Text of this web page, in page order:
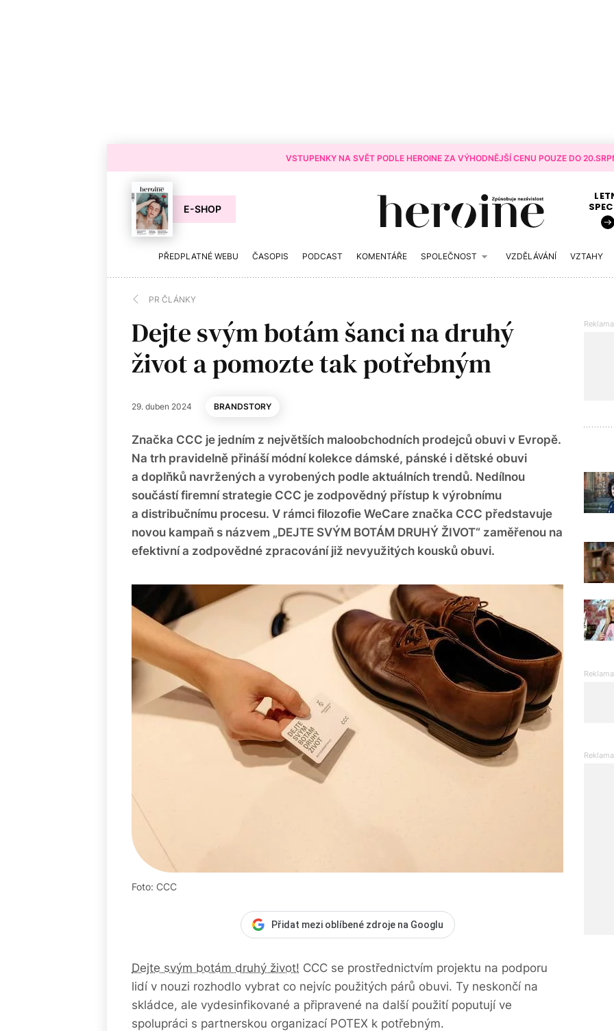
VSTUPENKY NA SVĚT PODLE HEROINE ZA VÝHODNĚJŠÍ CENU POUZE DO
E-SHOP
PŘEDPLATNÉ WEBU ČASOPIS PODCAST KOMENTÁŘE SPOLEČNOST VZDĚLÁVÁNÍ VZTAHY
PR ČLÁNKY
Dejte svým botám šanci na druhý
život a pomozte tak potřebným
29. duben 2024 BRANDSTORY
Značka CCC je jedním z největších maloobchodních prodejců obuvi v Evropě.
Na trh pravidelně přináší módní kolekce dámské, pánské i dětské obuvi
a doplňků navržených a vyrobených podle aktuálních trendů. Nedílnou
součástí firemní strategie CCC je zodpovědný přístup k výrobnímu
a distribučnímu procesu. V rámci filozofie WeCare značka CCC představuje
novou kampaň s názvem „DEJTE SVÝM BOTÁM DRUHÝ ŽIVOT“ zaměřenou na
efektivní a zodpovědné zpracování již nevyužitých kousků obuvi.
Foto: CCC
Přidat mezi oblíbené zdroje na Googlu
Dejte svým botám druhý život! CCC se prostřednictvím projektu na podporu
lidí v nouzi rozhodlo vybrat co nejvíc použitých párů obuvi. Ty neskončí na
skládce, ale vydesinfikované a připravené na další použití poputují ve
spolupráci s partnerskou organizací POTEX k potřebným.